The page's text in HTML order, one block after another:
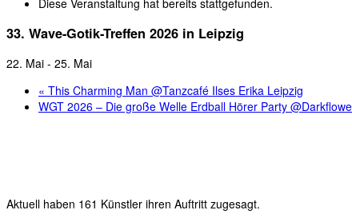
33. Wave-Gotik-Treffen 2026 in Leipzig
22. Mai - 25. Mai
« This Charming Man @Tanzcafé Ilses Erika Leipzig
WGT 2026 – Die große Welle Erdball Hörer Party
Aktuell haben 161 Künstler ihren Auftritt zugesagt.